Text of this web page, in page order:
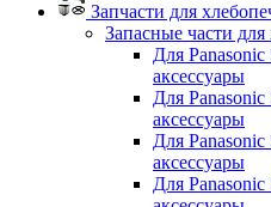
Запчасти для
Запасные части
Для Panasonic
аксессуары
Для Panasonic
аксессуары
Для Panasonic
аксессуары
Для Panasonic